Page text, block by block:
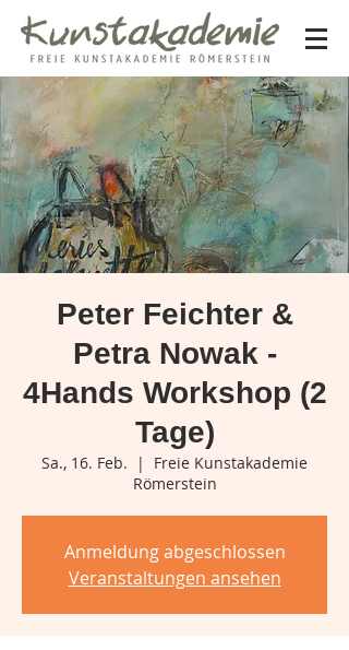
Peter Feichter &
Petra Nowak -
4Hands Workshop (2
Tage)
Sa., 16. Feb.
  |
Freie Kunstakademie
Römerstein
Anmeldung abgeschlossen
Veranstaltungen ansehen